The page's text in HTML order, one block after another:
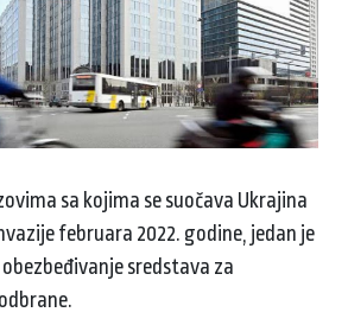
sa kojima se suočava Ukrajina
februara 2022. godine, jedan je
sredstava za